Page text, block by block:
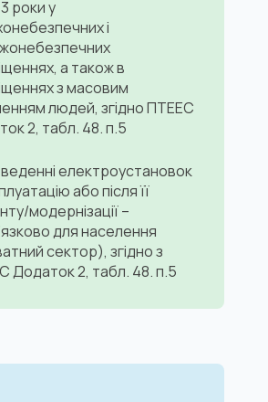
роки у
і
а також в
з масовим
людей, згідно ПТЕЕС
2, табл. 48. п.5
електроустановок
або після її
модернізації –
для населення
сектор), згідно з
Додаток 2, табл. 48. п.5